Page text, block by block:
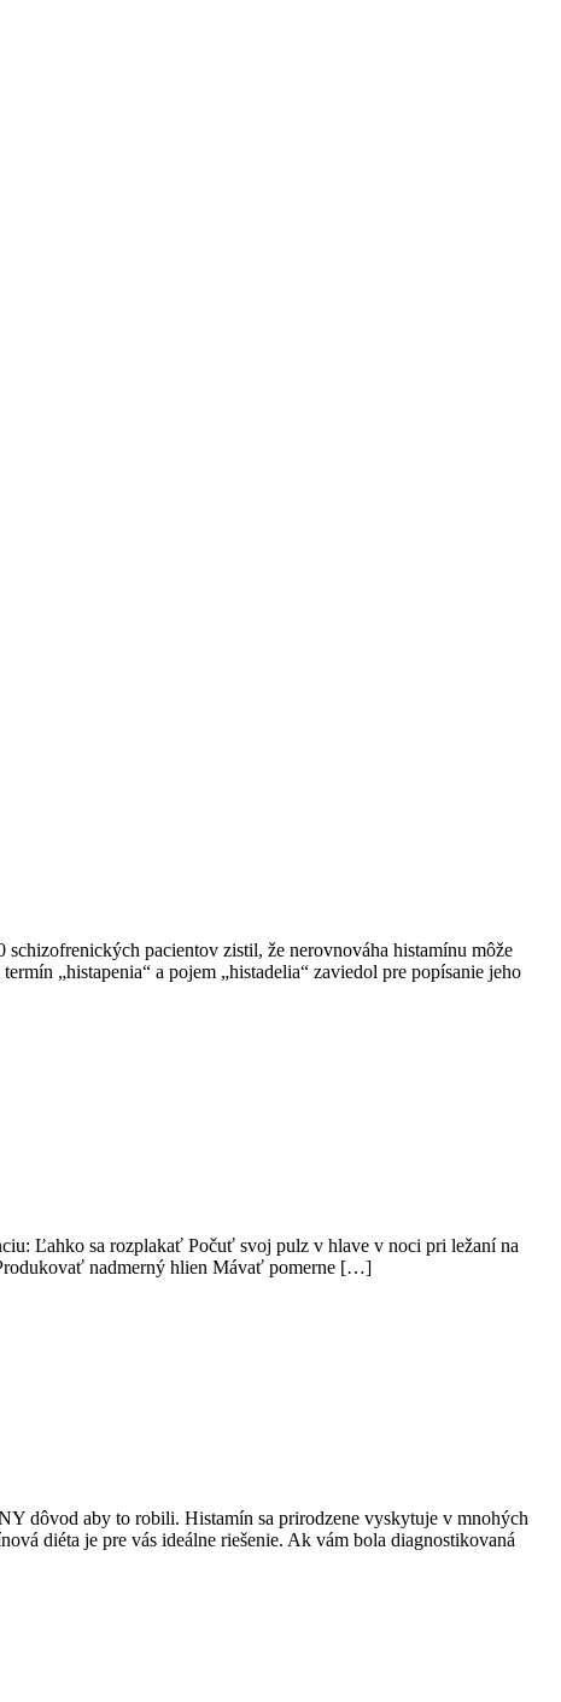
pacientov zistil, že nerovnováha histamínu môže
„histapenia“ a pojem „histadelia“ zaviedol pre popísanie jeho
Ľahko sa rozplakať Počuť svoj pulz v hlave v noci pri ležaní na
nadmerný hlien Mávať pomerne […]
dôvod aby to robili. Histamín sa prirodzene vyskytuje v mnohých
diéta je pre vás ideálne riešenie. Ak vám bola diagnostikovaná